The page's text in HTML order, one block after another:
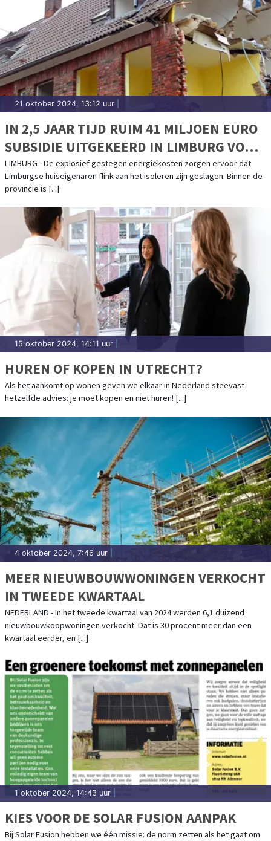
21 oktober 2024, 13:12 uur
IN 2,5 JAAR TIJD RUIM 41 MILJOEN EURO
SUBSIDIE UITGEKEERD IN LIMBURG VOOR
WONINGISOLATIE
LIMBURG - De explosief gestegen energiekosten zorgen ervoor dat
Limburgse huiseigenaren flink aan het isoleren zijn geslagen. Binnen de
provincie is [...]
15 oktober 2024, 14:11 uur
HUREN OF KOPEN IN UTRECHT?
Als het aankomt op wonen geven we elkaar in Nederland steevast
hetzelfde advies: je moet kopen en niet huren! [...]
4 oktober 2024, 7:46 uur
MEER NIEUWBOUWWONINGEN VERKOCHT
IN TWEEDE KWARTAAL
NEDERLAND - In het tweede kwartaal van 2024 werden 6,1 duizend
nieuwbouwkoopwoningen verkocht. Dat is 30 procent meer dan een
kwartaal eerder, en [...]
1 oktober 2024, 14:43 uur
KIES VOOR DE SOLAR FUSION AANPAK
Bij Solar Fusion hebben we één missie: de norm zetten als het gaat om